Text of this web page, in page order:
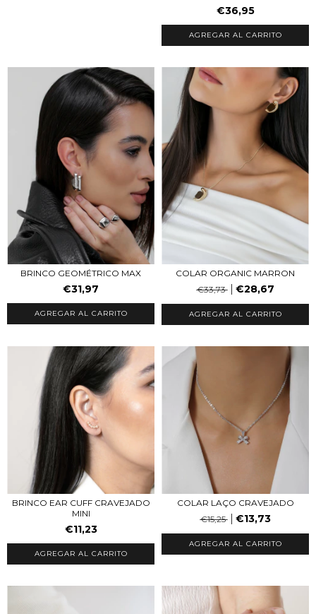
€36,95
AGREGAR AL CARRITO
BRINCO GEOMÉTRICO MAX
€31,97
AGREGAR AL CARRITO
COLAR ORGANIC MARRON
€33,73
€28,67
BRINCO EAR CUFF CRAVEJADO
MINI
€11,23
AGREGAR AL CARRITO
COLAR LAÇO CRAVEJADO
€15,25
€13,73
AGREGAR AL CARRITO